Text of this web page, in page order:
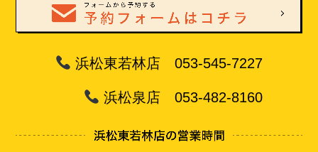
浜松東若林店 053-545-7227
浜松泉店 053-482-8160